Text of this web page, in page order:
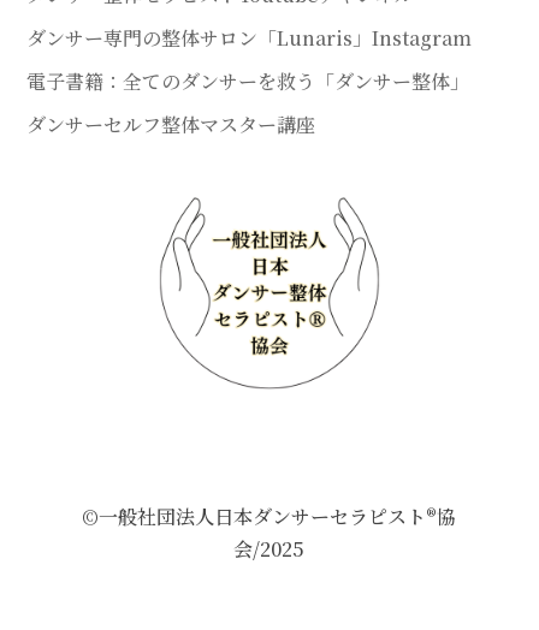
ダンサー専門の整体サロン「Lunaris」Instagram
電子書籍：全てのダンサーを救う「ダンサー整体」
ダンサーセルフ整体マスター講座
©一般社団法人日本ダンサーセラピスト®協
会/2025